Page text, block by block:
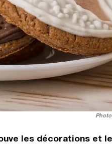
les décorations et